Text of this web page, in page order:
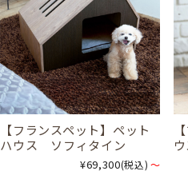
【フランスペット】ペット
ハウス ソフィタイン
¥69,300(税込) ～